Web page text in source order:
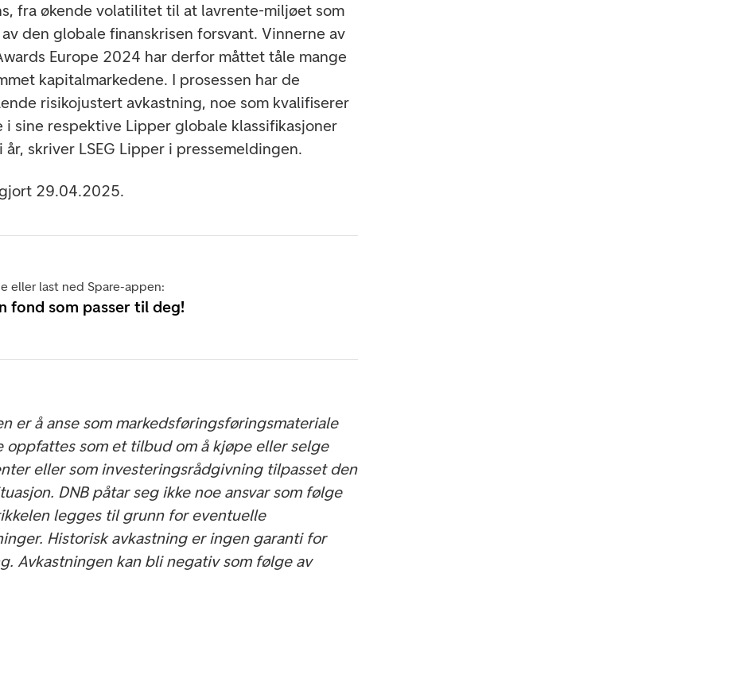
fra økende volatilitet til at lavrente-miljøet som
den globale finanskrisen forsvant. Vinnerne av
Europe 2024 har derfor måttet tåle mange
kapitalmarkedene. I prosessen har de
risikojustert avkastning, noe som kvalifiserer
sine respektive Lipper globale klassifikasjoner
skriver LSEG Lipper i pressemeldingen.
29.04.2025.
eller last ned Spare-appen:
fond som passer til deg!
er å anse som markedsføringsføringsmateriale
oppfattes som et tilbud om å kjøpe eller selge
eller som investeringsrådgivning tilpasset den
DNB påtar seg ikke noe ansvar som følge
legges til grunn for eventuelle
Historisk avkastning er ingen garanti for
Avkastningen kan bli negativ som følge av